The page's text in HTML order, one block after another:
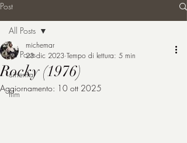
michemar
Post
All Posts
cinema
film
All Posts
Rocky (1976)
michemar
23 dic 2023 Tempo di lettura: 5 min
Aggiornamento: 10 ott 2025